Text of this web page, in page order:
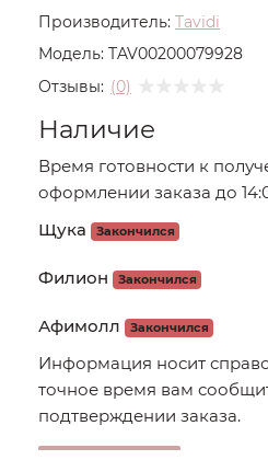
Производитель: Tavidi
Модель: TAV00200079928
Отзывы: (0)
Наличие
Время готовности к
оформлении заказа до
Щука
Закончился
Филион Закончился
Афимолл Закончился
Информация носит
точное время вам
подтверждении заказа.